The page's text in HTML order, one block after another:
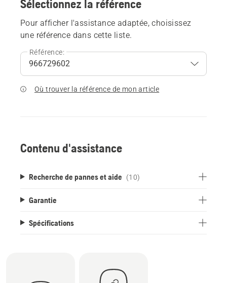
Sélectionnez la référence
Pour afficher l'assistance adaptée, choisissez
une référence dans cette liste.
Référence:
Où trouver la référence de mon article
Contenu d'assistance
Recherche de pannes et aide (10)
Garantie
Spécifications